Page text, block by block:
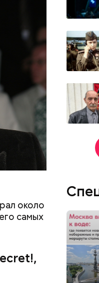
День собирания
Международный
холостяка:
около
самых